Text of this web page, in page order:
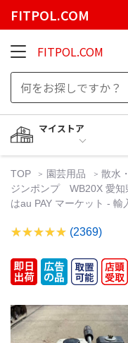
FITPOL.COM
FITPOL.COM
マイストア
TOP 園芸用品 散水
ジンポンプ WB20X 愛知
はau PAY マーケット - 輸
(2369)